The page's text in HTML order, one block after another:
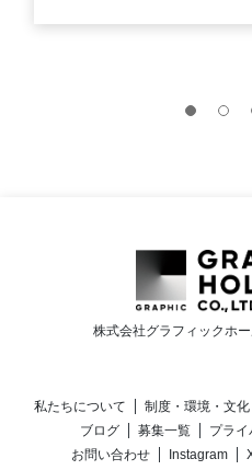
株式会社グラフィックホ
私たちについて 制度・環境・文化
ブログ
募集一覧 プラ
お問い合わせ
Instagram